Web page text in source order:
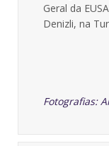
Geral da
Denizli, na
Fotografias: